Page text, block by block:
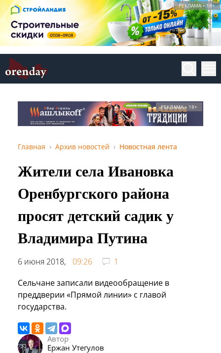
РЕКЛАМА • 18+
РЕКЛАМА • 18+
Главная Архив новостей Новостная лента
Жители села Ивановка
Оренбургского района
просят детский садик у
Владимира Путина
6 июня 2018, 09:26
1
Сельчане записали видеообращение в
преддверии «Прямой линии» с главой
государства.
Автор
Ержан Утегулов